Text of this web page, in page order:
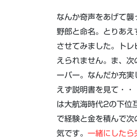
なんか奇声をあげて
野郎と命名。とりあ
させてみました。ト
えられません。ま、
ーバー。なんだか充
えず説明書を見て・
は大航海時代2の下位
で経験と金を積んで
気です。 一緒にしたら